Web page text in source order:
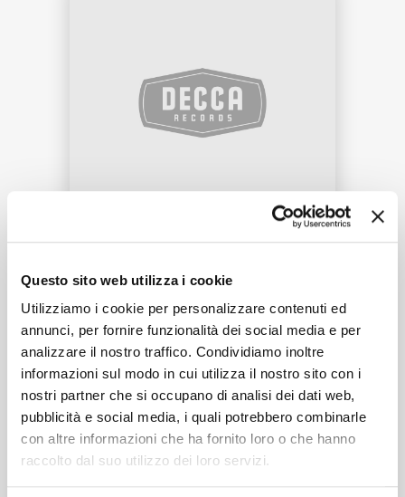
Questo sito web utilizza i cookie
Utilizziamo i cookie per personalizzare contenuti ed
annunci, per fornire funzionalità dei social media e per
analizzare il nostro traffico. Condividiamo inoltre
informazioni sul modo in cui utilizza il nostro sito con i
nostri partner che si occupano di analisi dei dati web,
pubblicità e social media, i quali potrebbero combinarle
con altre informazioni che ha fornito loro o che hanno
raccolto dal suo utilizzo dei loro servizi.
Tracklist:
1 Yerevan(Visualiser)
Ludovico Einaudi, Franco Feruglio, Mauro Loguercio,
Gabriele Baffero, Antonello Leofreddi, Marco Decimo,
Djivan Gasparyan
NEWS
RICERCA
CHI SIAMO
CONTATTI